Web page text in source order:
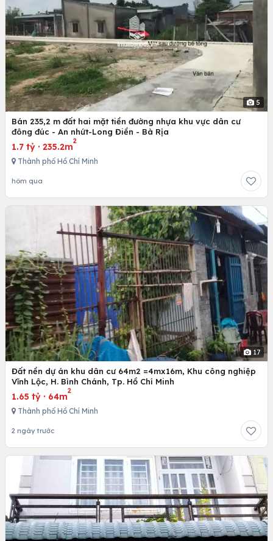
5
Bán 235,2 m đất hai mặt tiền đường nhựa khu vực dân cư
đông đúc - An nhứt-Long Điền - Bà Rịa
1.7 tỷ · 235.2m
2
Thành phố Hồ Chí Minh
hôm qua
17
Đất nền dự án khu dân cư 64m2 =4mx16m, Khu công nghiệp
Vĩnh Lộc, H. Bình Chánh, Tp. Hồ Chí Minh
1.65 tỷ · 64m
2
Thành phố Hồ Chí Minh
2 ngày trước